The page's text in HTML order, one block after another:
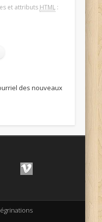
et attributs HTML:
des nouveaux